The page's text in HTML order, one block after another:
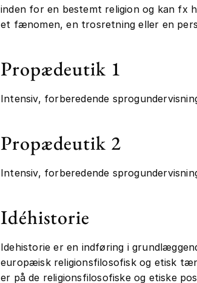
inden for en bestemt religion og kan fx
et fænomen, en trosretning eller en
Propædeutik 1
Intensiv, forberedende
Propædeutik 2
Intensiv, forberedende
Idéhistorie
Idehistorie er en indføring i
europæisk religionsfilosofisk og etisk
er på de religionsfilosofiske og etiske